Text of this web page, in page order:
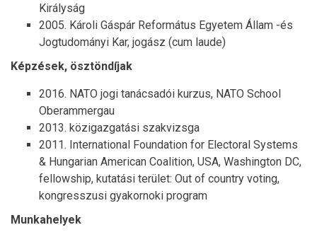
Királyság
2005. Károli Gáspár Református Egyetem Állam -és
Jogtudományi Kar, jogász (cum laude)
Képzések, ösztöndíjak
2016. NATO jogi tanácsadói kurzus, NATO School
Oberammergau
2013. közigazgatási szakvizsga
2011. International Foundation for Electoral Systems
& Hungarian American Coalition, USA, Washington DC,
fellowship, kutatási terület: Out of country voting,
kongresszusi gyakornoki program
Munkahelyek